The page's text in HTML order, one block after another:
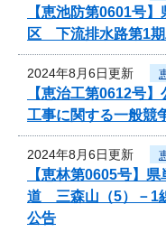
【恵池防第0601号
区 下流排水路第1期
2024年8月6日更新
【恵治工第0612号
工事に関する一般競
2024年8月6日更新
【恵林第0605号】
道 三森山（5）－1
公告